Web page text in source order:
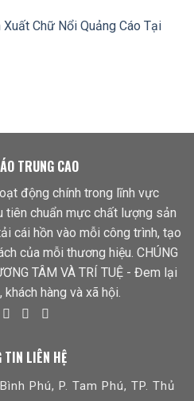
Xuất Chữ Nổi Quảng Cáo Tại
TRUNG CAO
động chính trong lĩnh vực
tiên chuẩn mực chất lượng sản
cái hồn vào mỗi công trình, tạo
của mỗi thương hiệu. CHÚNG
TÂM VÀ TRÍ TUỆ - Đem lại
hàng và xã hội.
TIN LIÊN HỆ
Phú, P. Tam Phú, TP. Thủ